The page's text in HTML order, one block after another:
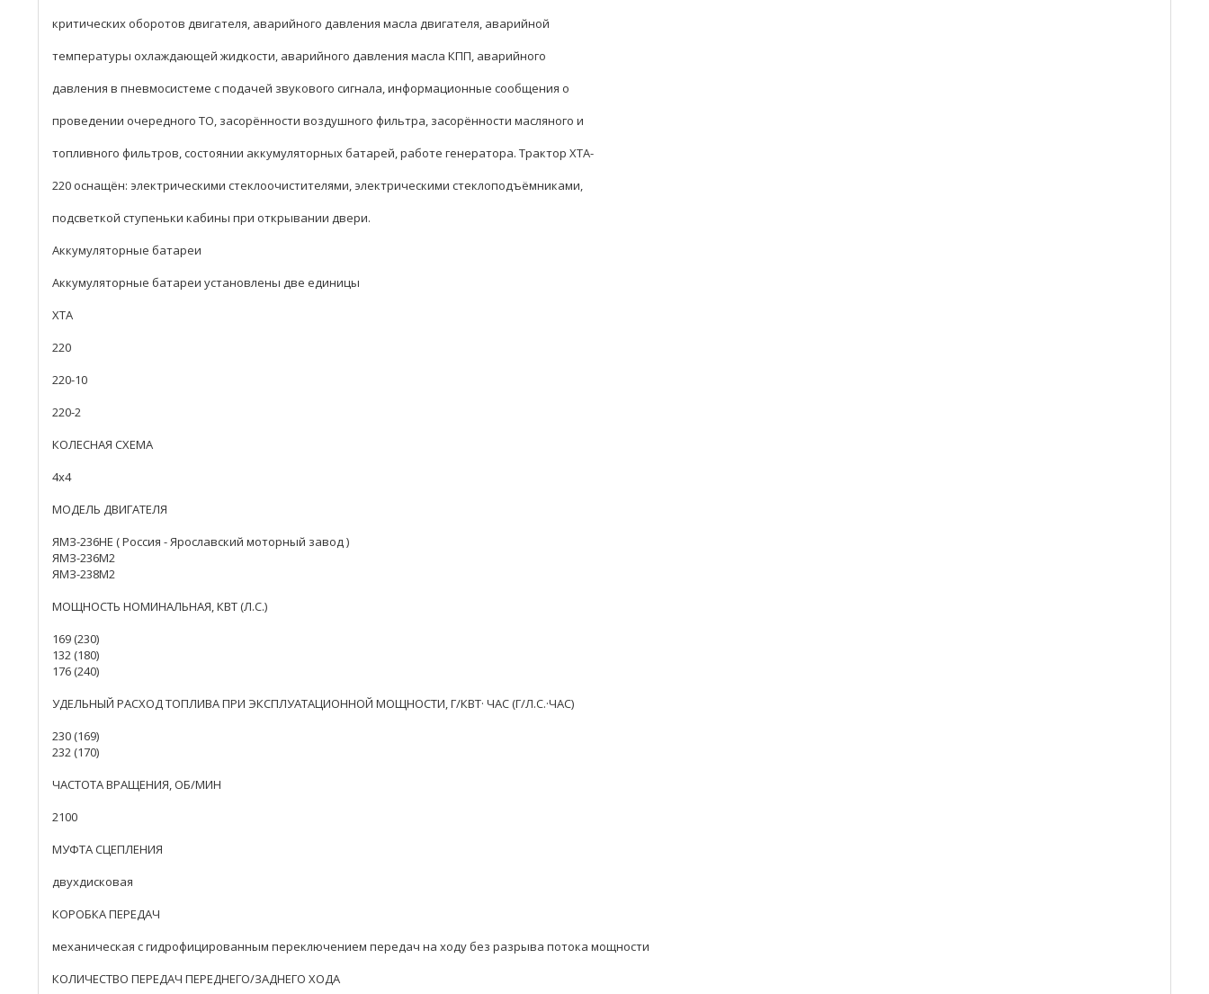
критических оборотов двигателя, аварийного давления масла двигателя, аварийной
температуры охлаждающей жидкости, аварийного давления масла КПП, аварийного
давления в пневмосистеме с подачей звукового сигнала, информационные сообщения о
проведении очередного ТО, засорённости воздушного фильтра, засорённости масляного и
топливного фильтров, состоянии аккумуляторных батарей, работе генератора. Трактор ХТА-
220 оснащён: электрическими стеклоочистителями, электрическими стеклоподъёмниками,
подсветкой ступеньки кабины при открывании двери.
Аккумуляторные батареи
Аккумуляторные батареи установлены две единицы
ХТА
220
220-10
220-2
КОЛЕСНАЯ СХЕМА
4x4
МОДЕЛЬ ДВИГАТЕЛЯ
ЯМЗ-236НЕ ( Россия - Ярославский моторный завод )
ЯМЗ-236М2
ЯМЗ-238М2
МОЩНОСТЬ НОМИНАЛЬНАЯ, КВТ (Л.С.)
169 (230)
132 (180)
176 (240)
УДЕЛЬНЫЙ РАСХОД ТОПЛИВА ПРИ ЭКСПЛУАТАЦИОННОЙ МОЩНОСТИ, Г/КВТ· ЧАС (Г/Л.С.·ЧАС)
230 (169)
232 (170)
ЧАСТОТА ВРАЩЕНИЯ, ОБ/МИН
2100
МУФТА СЦЕПЛЕНИЯ
двухдисковая
КОРОБКА ПЕРЕДАЧ
механическая с гидрофицированным переключением передач на ходу без разрыва потока мощности
КОЛИЧЕСТВО ПЕРЕДАЧ ПЕРЕДНЕГО/ЗАДНЕГО ХОДА